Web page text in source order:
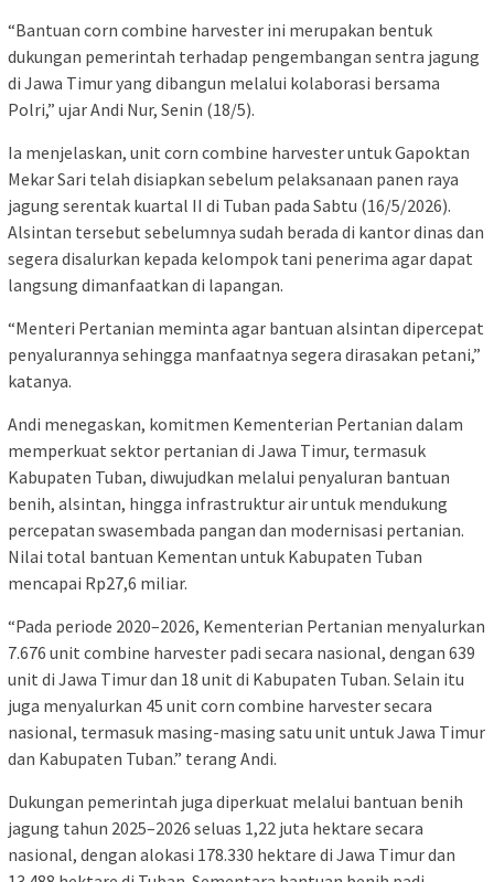
“Bantuan corn combine harvester ini merupakan bentuk
dukungan pemerintah terhadap pengembangan sentra jagung
di Jawa Timur yang dibangun melalui kolaborasi bersama
Polri,” ujar Andi Nur, Senin (18/5).
Ia menjelaskan, unit corn combine harvester untuk Gapoktan
Mekar Sari telah disiapkan sebelum pelaksanaan panen raya
jagung serentak kuartal II di Tuban pada Sabtu (16/5/2026).
Alsintan tersebut sebelumnya sudah berada di kantor dinas dan
segera disalurkan kepada kelompok tani penerima agar dapat
langsung dimanfaatkan di lapangan.
“Menteri Pertanian meminta agar bantuan alsintan dipercepat
penyalurannya sehingga manfaatnya segera dirasakan petani,”
katanya.
Andi menegaskan, komitmen Kementerian Pertanian dalam
memperkuat sektor pertanian di Jawa Timur, termasuk
Kabupaten Tuban, diwujudkan melalui penyaluran bantuan
benih, alsintan, hingga infrastruktur air untuk mendukung
percepatan swasembada pangan dan modernisasi pertanian.
Nilai total bantuan Kementan untuk Kabupaten Tuban
mencapai Rp27,6 miliar.
“Pada periode 2020–2026, Kementerian Pertanian menyalurkan
7.676 unit combine harvester padi secara nasional, dengan 639
unit di Jawa Timur dan 18 unit di Kabupaten Tuban. Selain itu
juga menyalurkan 45 unit corn combine harvester secara
nasional, termasuk masing-masing satu unit untuk Jawa Timur
dan Kabupaten Tuban.” terang Andi.
Dukungan pemerintah juga diperkuat melalui bantuan benih
jagung tahun 2025–2026 seluas 1,22 juta hektare secara
nasional, dengan alokasi 178.330 hektare di Jawa Timur dan